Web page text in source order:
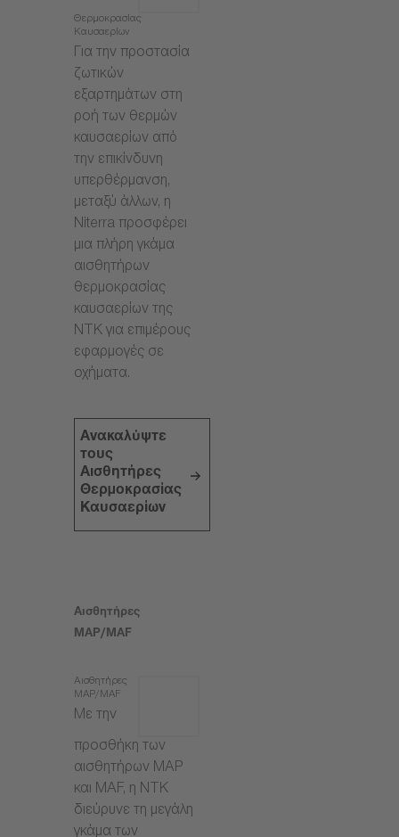
Θερμοκρασίας
Καυσαερίων
Για την προστασία
ζωτικών
εξαρτημάτων στη
ροή των θερμών
καυσαερίων από
την επικίνδυνη
υπερθέρμανση,
μεταξύ άλλων, η
Niterra προσφέρει
μια πλήρη γκάμα
αισθητήρων
θερμοκρασίας
καυσαερίων της
NTK για επιμέρους
εφαρμογές σε
οχήματα.
Ανακαλύψτε
τους
Αισθητήρες
Θερμοκρασίας
Καυσαερίων
Αισθητήρες
MAP/MAF
Αισθητήρες
MAP/MAF
Με την
προσθήκη των
αισθητήρων MAP
και MAF, η NTK
διεύρυνε τη μεγάλη
γκάμα των